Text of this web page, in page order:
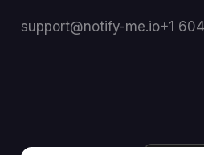
support@notify-me.io+1